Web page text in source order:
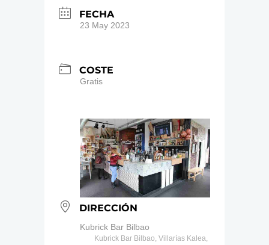
FECHA
23 May 2023
COSTE
Gratis
DIRECCIÓN
Kubrick Bar Bilbao
Kubrick Bar Bilbao, Villarías Kalea,